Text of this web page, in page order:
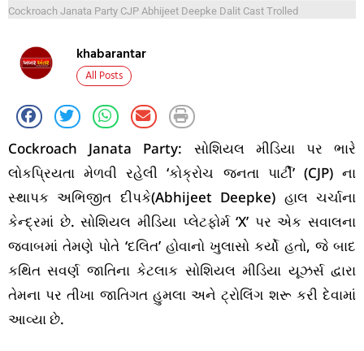
Cockroach Janata Party CJP Abhijeet Deepke Dalit Cast Trolled
khabarantar
All Posts
Cockroach Janata Party: સોશિયલ મીડિયા પર ભારે
લોકપ્રિયતા મેળવી રહેલી ‘કોક્રોચ જનતા પાર્ટી’ (CJP) ના
સ્થાપક અભિજીત દીપકે(Abhijeet Deepke) હાલ ચર્ચાના
કેન્દ્રમાં છે. સોશિયલ મીડિયા પ્લેટફોર્મ ‘X’ પર એક સવાલના
જવાબમાં તેમણે પોતે ‘દલિત’ હોવાનો ખુલાસો કર્યો હતો, જે બાદ
કથિત સવર્ણ જાતિના કેટલાક સોશિયલ મીડિયા યૂઝર્સ દ્વારા
તેમના પર તીખા જાતિગત હુમલા અને ટ્રોલિંગ શરૂ કરી દેવામાં
આવ્યા છે.